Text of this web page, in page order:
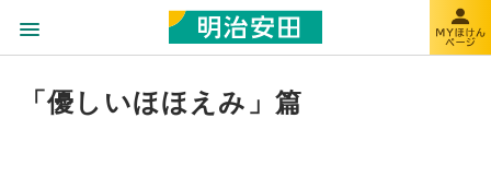
「優しいほほえみ」篇